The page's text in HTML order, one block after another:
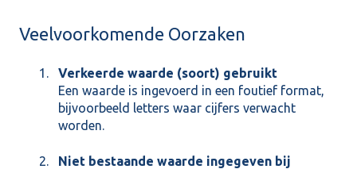
Veelvoorkomende Oorzaken
Verkeerde waarde (soort) gebruikt
Een waarde is ingevoerd in een foutief format,
bijvoorbeeld letters waar cijfers verwacht
worden.
Niet bestaande waarde ingegeven bij